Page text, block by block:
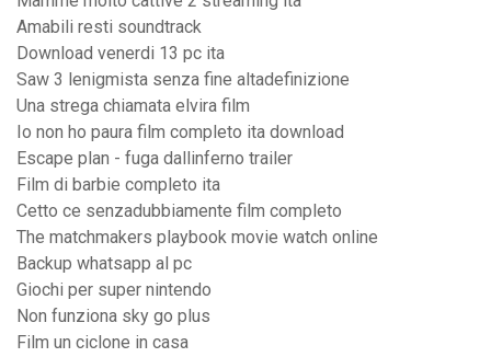
Amabili resti soundtrack
Download venerdi 13 pc ita
Saw 3 lenigmista senza fine altadefinizione
Una strega chiamata elvira film
Io non ho paura film completo ita download
Escape plan - fuga dallinferno trailer
Film di barbie completo ita
Cetto ce senzadubbiamente film completo
The matchmakers playbook movie watch online
Backup whatsapp al pc
Giochi per super nintendo
Non funziona sky go plus
Film un ciclone in casa